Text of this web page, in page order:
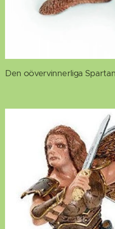
Den oövervinnerliga